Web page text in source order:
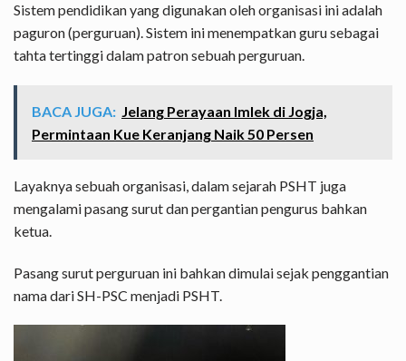
Sistem pendidikan yang digunakan oleh organisasi ini adalah
paguron (perguruan). Sistem ini menempatkan guru sebagai
tahta tertinggi dalam patron sebuah perguruan.
BACA JUGA: Jelang Perayaan Imlek di Jogja,
Permintaan Kue Keranjang Naik 50 Persen
Layaknya sebuah organisasi, dalam sejarah PSHT juga
mengalami pasang surut dan pergantian pengurus bahkan
ketua.
Pasang surut perguruan ini bahkan dimulai sejak penggantian
nama dari SH-PSC menjadi PSHT.